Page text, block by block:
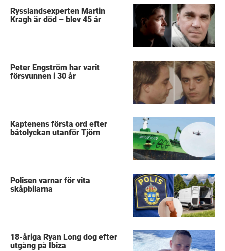
Rysslandsexperten Martin
Kragh är död – blev 45 år
Peter Engström har varit
försvunnen i 30 år
Kaptenens första ord efter
båtolyckan utanför Tjörn
Polisen varnar för vita
skåpbilarna
18-åriga Ryan Long dog efter
utgång på Ibiza